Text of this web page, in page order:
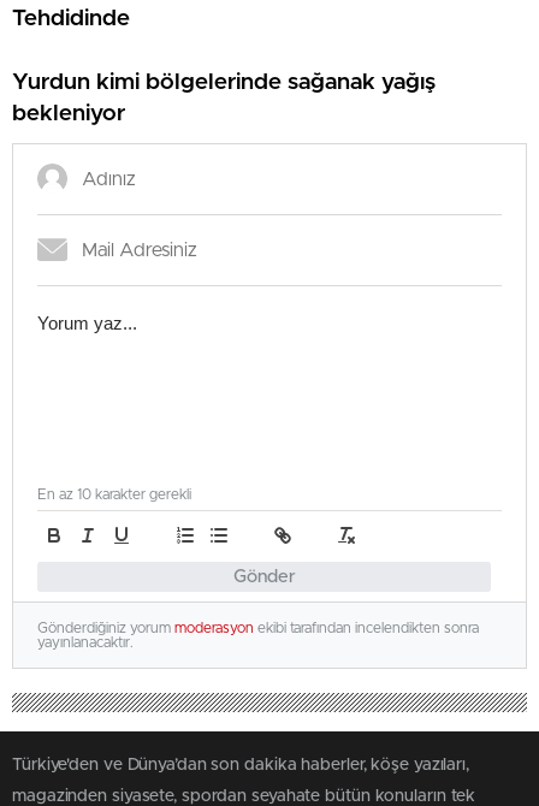
Tehdidinde
Yurdun kimi bölgelerinde sağanak yağış
bekleniyor
Gönder
En az 10 karakter gerekli
Gönderdiğiniz yorum moderasyon ekibi tarafından incelendikten sonra
yayınlanacaktır.
Türkiye'den ve Dünya’dan son dakika haberler, köşe yazıları,
magazinden siyasete, spordan seyahate bütün konuların tek